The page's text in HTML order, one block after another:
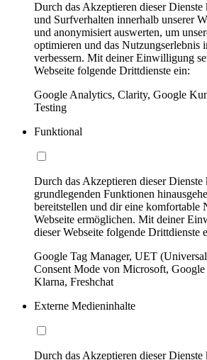
Durch das Akzeptieren dieser
und Surfverhalten innerhalb unserer
und anonymisiert auswerten, um
optimieren und das Nutzungserlebnis
verbessern. Mit deiner Einwilligung
Webseite folgende Drittdienste ein:
Google Analytics, Clarity, Google
Testing
Funktional
Durch das Akzeptieren dieser
grundlegenden Funktionen
bereitstellen und dir eine komfortable
Webseite ermöglichen. Mit deiner
dieser Webseite folgende Drittdienste
Google Tag Manager, UET
Consent Mode von Microsoft, Google
Klarna, Freshchat
Externe Medieninhalte
Durch das Akzeptieren dieser